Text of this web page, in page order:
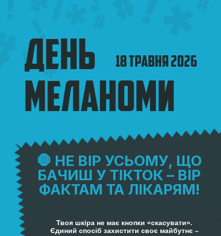
Твоя шкіра не має кнопки «скасувати».
Єдиний спосіб захистити своє майбутнє –
це профілактика та вчасна діагностика.
🛑 НЕ ВІР УСЬОМУ, ЩО
БАЧИШ У ТІКТОК – ВІР
ФАКТАМ ТА ЛІКАРЯМ!
КАМПАНІЯ 2026